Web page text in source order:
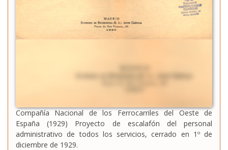
Compañía Nacional de los Ferrocarriles del Oeste de
España (1929) Proyecto de escalafón del personal
administrativo de todos los servicios, cerrado en 1º de
diciembre de 1929.